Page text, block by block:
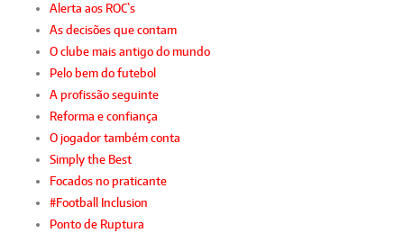
Alerta aos ROC`s
As decisões que contam
O clube mais antigo do mundo
Pelo bem do futebol
A profissão seguinte
Reforma e confiança
O jogador também conta
Simply the Best
Focados no praticante
#Football Inclusion
Ponto de Ruptura